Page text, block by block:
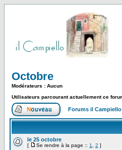
Octobre
Modérateurs : Aucun
Utilisateurs parcourant actuellement ce
Forums il Campiello
le 25 octobre
[ Se rendre à la page :: 1 2 ]